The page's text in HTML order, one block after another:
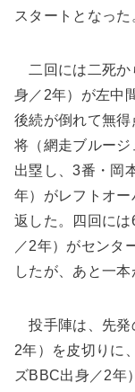
スタートとなった
二回には二死か
身／2年）が左中
後続が倒れて無
将（網走ブルー
出塁し、3番・岡
年）がレフトオ
返した。四回に
／2年）がセンタ
したが、あと一
投手陣は、先発
2年）を皮切りに
ズBBC出身／2年